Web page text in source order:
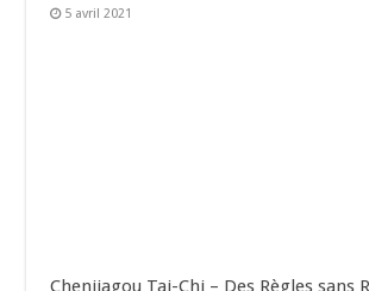
5 avril 2021
Chenjiagou Tai-Chi – Des Règles sans